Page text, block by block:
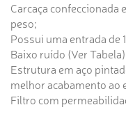
Carcaça confeccionada
peso;
Possui uma entrada de
Baixo ruído (Ver
Estrutura em aço
melhor acabamento
Filtro com